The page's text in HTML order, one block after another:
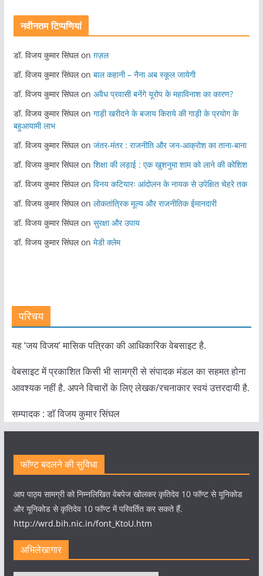
नवीनतम टिप्पणियां
डॉ. विजय कुमार सिंघलon ग़ज़ल
डॉ. विजय कुमार सिंघलon बाल कहानी – नैना अब स्कूल जायेगी
डॉ. विजय कुमार सिंघलon अवैध प्रवासी बनेंगे यूरोप के महाविनाश का कारण?
डॉ. विजय कुमार सिंघलon गाड़ी खरीदने के बजाय किराये की गाड़ी के प्रयोग के
बहुआयामी लाभ
डॉ. विजय कुमार सिंघलon जंतर-मंतर : राजनीति और जन-आक्रोश का ताना-बाना
डॉ. विजय कुमार सिंघलon शिक्षा की लड़ाई : एक खुशनुमा शाम को लाने की कोशिश
डॉ. विजय कुमार सिंघलon विनय कटियारः आंदोलन के नायक से उपेक्षित चेहरे तक
डॉ. विजय कुमार सिंघलon लोकतांत्रिक मूल्य और राजनीतिक ईमानदारी
डॉ. विजय कुमार सिंघलon सुरक्षा और उपाय
डॉ. विजय कुमार सिंघलon मेडी क्लेम
परिचय
यह ‘जय विजय’ मासिक पत्रिका की आधिकारिक वेबसाइट है.
वेबसाइट में प्रकाशित किसी भी सामग्री से संपादक मंडल का सहमत होना
आवश्यक नहीं है. अपने विचारों के लिए लेखक/रचनाकार स्वयं उत्तरदायी है.
सम्पादक : डाॅ विजय कुमार सिंघल
फॉण्ट बदलने की सुविधा
आप पाठ्य सामग्री को निम्नलिखित वेबपेज खोलकर कृतिदेव 10 फॉण्ट से यूनिकोड
और यूनिकोड से कृतिदेव 10 फॉण्ट में परिवर्तित कर सकते हैं.
http://wrd.bih.nic.in/font_KtoU.htm
अभिलेखागार